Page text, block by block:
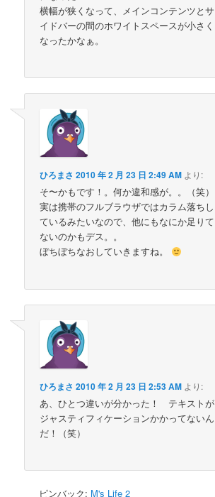
横幅が狭くなって、メインコンテンツとサ
イドバーの間のホワイトスペースが小さく
なったかなぁ。
ひろまさ 2010 年 2 月 23 日 2:49 AM より:
そ〜かもです！。何か違和感が。。（笑）
実は携帯のフルブラウザではカラム落ちし
ているみたいなので、他にもなにか足りて
ないのかもデス。。
ぼちぼちなおしていきますね。
ひろまさ 2010 年 2 月 23 日 2:53 AM より:
あ、ひとつ違いが分かった！ テキストが
ジャスティフィケーションかかってないん
だ！（笑）
ピンバック: M's Life 2